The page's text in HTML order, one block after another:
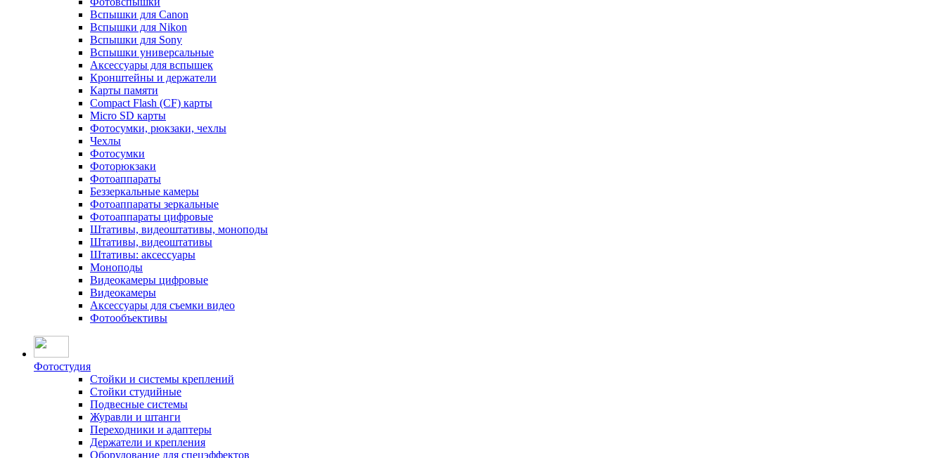
Вспышки для Canon
Вспышки для Nikon
Вспышки для Sony
Вспышки универсальные
Аксесcуары для вспышек
Кронштейны и держатели
Карты памяти
Compact Flash (CF) карты
Micro SD карты
Фотосумки, рюкзаки, чехлы
Чехлы
Фотосумки
Фоторюкзаки
Фотоаппараты
Беззеркальные камеры
Фотоаппараты зеркальные
Фотоаппараты цифровые
Штативы, видеоштативы, моноподы
Штативы, видеоштативы
Штативы: аксессуары
Моноподы
Видеокамеры цифровые
Видеокамеры
Аксессуары для съемки видео
Фотообъективы
Фотостудия
Стойки и системы креплений
Стойки студийные
Подвесные системы
Журавли и штанги
Переходники и адаптеры
Держатели и крепления
Оборудование для спецэффектов